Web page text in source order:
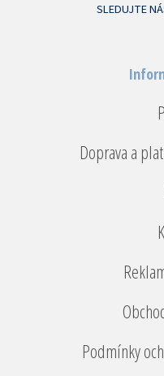
SLEDUJTE
Doprava a
Podmínky